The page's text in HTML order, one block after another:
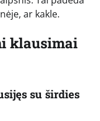
ar kakle.
klausimai
su širdies